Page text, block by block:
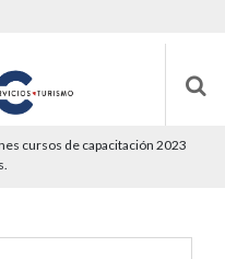
cursos de capacitación 2023